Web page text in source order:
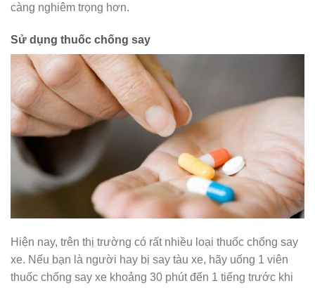
càng nghiêm trọng hơn.
Sử dụng thuốc chống say
Hiện nay, trên thị trường có rất nhiều loại thuốc chống say
xe. Nếu bạn là người hay bị say tàu xe, hãy uống 1 viên
thuốc chống say xe khoảng 30 phút đến 1 tiếng trước khi